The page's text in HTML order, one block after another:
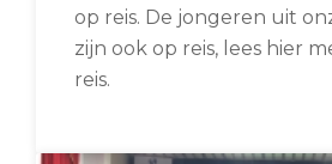
op reis. De jongeren uit
zijn ook op reis, lees hier
reis.